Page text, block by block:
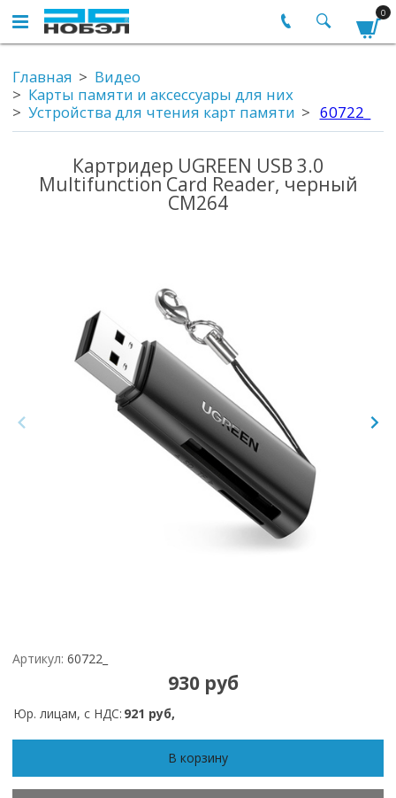
0
Главная
Видео
Карты памяти и аксессуары для них
Устройства для чтения карт памяти
60722_
Картридер UGREEN USB 3.0
Multifunction Card Reader, черный
CM264
Артикул: 60722_
930 руб
Юр. лицам, с НДС: 921 руб,
В корзину